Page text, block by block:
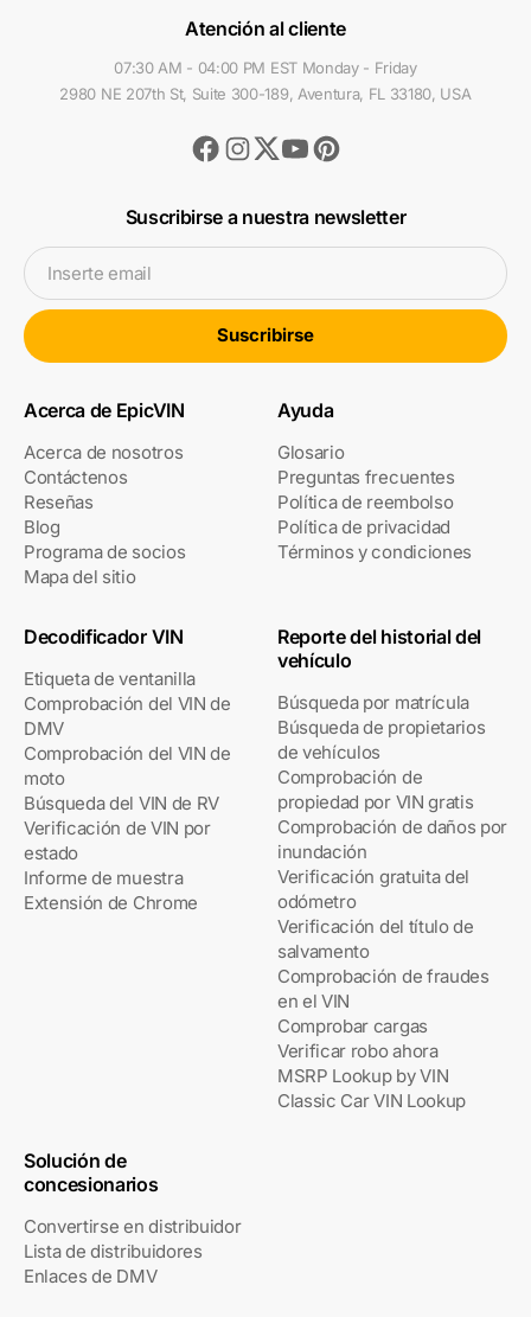
Atención al cliente
07:30 AM - 04:00 PM EST Monday - Friday
2980 NE 207th St, Suite 300-189, Aventura, FL 33180, USA
Facebook
Instagram
TwitterYoutubePinterest
Suscribirse a nuestra newsletter
Inserte email
Suscribirse
Acerca de EpicVIN
Acerca de nosotros
Contáctenos
Reseñas
Blog
Programa de socios
Mapa del sitio
Ayuda
Glosario
Preguntas frecuentes
Política de reembolso
Política de privacidad
Términos y condiciones
Decodificador VIN
Etiqueta de ventanilla
Comprobación del VIN de
DMV
Comprobación del VIN de
moto
Búsqueda del VIN de RV
Verificación de VIN por
estado
Informe de muestra
Extensión de Chrome
Reporte del historial del
vehículo
Búsqueda por matrícula
Búsqueda de propietarios
de vehículos
Comprobación de
propiedad por VIN gratis
Comprobación de daños por
inundación
Verificación gratuita del
odómetro
Verificación del título de
salvamento
Comprobación de fraudes
en el VIN
Comprobar cargas
Verificar robo ahora
MSRP Lookup by VIN
Classic Car VIN Lookup
Solución de
concesionarios
Convertirse en distribuidor
Lista de distribuidores
Enlaces de DMV